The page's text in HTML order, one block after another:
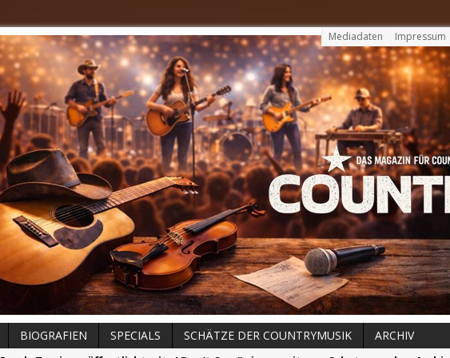
Mediadaten Impressum
BIOGRAFIEN SPECIALS SCHÄTZE DER COUNTRYMUSIK
ARCHIV